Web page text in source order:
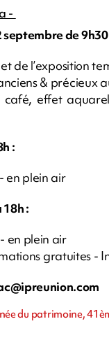
-
de 9h30
de l’exposition
& précieux
effet
:
en plein air
:
en plein air
gratuites -
du patrimoine,